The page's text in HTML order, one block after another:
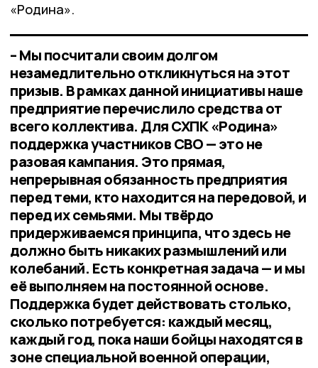
«Родина».
– Мы посчитали своим долгом
незамедлительно откликнуться на этот
призыв. В рамках данной инициативы наше
предприятие перечислило средства от
всего коллектива. Для СХПК «Родина»
поддержка участников СВО — это не
разовая кампания. Это прямая,
непрерывная обязанность предприятия
перед теми, кто находится на передовой, и
перед их семьями. Мы твёрдо
придерживаемся принципа, что здесь не
должно быть никаких размышлений или
колебаний. Есть конкретная задача — и мы
её выполняем на постоянной основе.
Поддержка будет действовать столько,
сколько потребуется: каждый месяц,
каждый год, пока наши бойцы находятся в
зоне специальной военной операции,